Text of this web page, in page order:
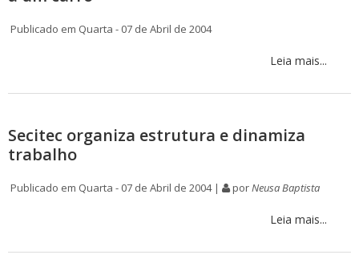
Publicado em Quarta - 07 de Abril de 2004
Leia mais...
Secitec organiza estrutura e dinamiza
trabalho
Publicado em Quarta - 07 de Abril de 2004 | porNeusa Baptista
Leia mais...